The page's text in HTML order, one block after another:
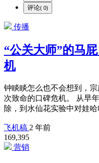
评论 ( 0)
传播
“公关大师”的马
机
钟睒睒怎么也不会想到，
次致命的口碑危机。 从早
除，到水仙花实验中对娃
飞机稿 2 年前
169,395
营销